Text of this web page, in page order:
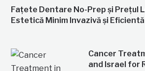
Fațete Dentare No-Prep și Prețul
Estetică Minim Invazivă și Eficientă
Cancer
and Israel for